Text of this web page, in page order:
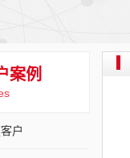
案例
户